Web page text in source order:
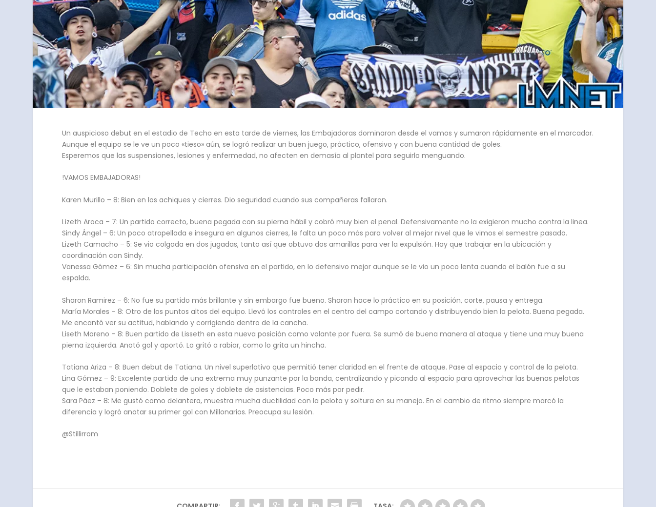
Un auspicioso debut en el estadio de Techo en esta tarde de viernes, las Embajadoras dominaron desde el vamos y sumaron rápidamente en el marcador.
Aunque el equipo se le ve un poco «tieso» aún, se logró realizar un buen juego, práctico, ofensivo y con buena cantidad de goles.
Esperemos que las suspensiones, lesiones y enfermedad, no afecten en demasía al plantel para seguirlo menguando.
!VAMOS EMBAJADORAS!
Karen Murillo – 8: Bien en los achiques y cierres. Dio seguridad cuando sus compañeras fallaron.
Lizeth Aroca – 7: Un partido correcto, buena pegada con su pierna hábil y cobró muy bien el penal. Defensivamente no la exigieron mucho contra la linea.
Sindy Ángel – 6: Un poco atropellada e insegura en algunos cierres, le falta un poco más para volver al mejor nivel que le vimos el semestre pasado.
Lizeth Camacho – 5: Se vio colgada en dos jugadas, tanto así que obtuvo dos amarillas para ver la expulsión. Hay que trabajar en la ubicación y
coordinación con Sindy.
Vanessa Gómez – 6: Sin mucha participación ofensiva en el partido, en lo defensivo mejor aunque se le vio un poco lenta cuando el balón fue a su
espalda.
Sharon Ramirez – 6: No fue su partido más brillante y sin embargo fue bueno. Sharon hace lo práctico en su posición, corte, pausa y entrega.
María Morales – 8: Otro de los puntos altos del equipo. Llevó los controles en el centro del campo cortando y distribuyendo bien la pelota. Buena pegada.
Me encantó ver su actitud, hablando y corrigiendo dentro de la cancha.
Liseth Moreno – 8: Buen partido de Lisseth en esta nueva posición como volante por fuera. Se sumó de buena manera al ataque y tiene una muy buena
pierna izquierda. Anotó gol y aportó. Lo gritó a rabiar, como lo grita un hincha.
Tatiana Ariza – 8: Buen debut de Tatiana. Un nivel superlativo que permitió tener claridad en el frente de ataque. Pase al espacio y control de la pelota.
Lina Gómez – 9: Excelente partido de una extrema muy punzante por la banda, centralizando y picando al espacio para aprovechar las buenas pelotas
que le estaban poniendo. Doblete de goles y doblete de asistencias. Poco más por pedir.
Sara Páez – 8: Me gustó como delantera, muestra mucha ductilidad con la pelota y soltura en su manejo. En el cambio de ritmo siempre marcó la
diferencia y logró anotar su primer gol con Millonarios. Preocupa su lesión.
@Stillirrom